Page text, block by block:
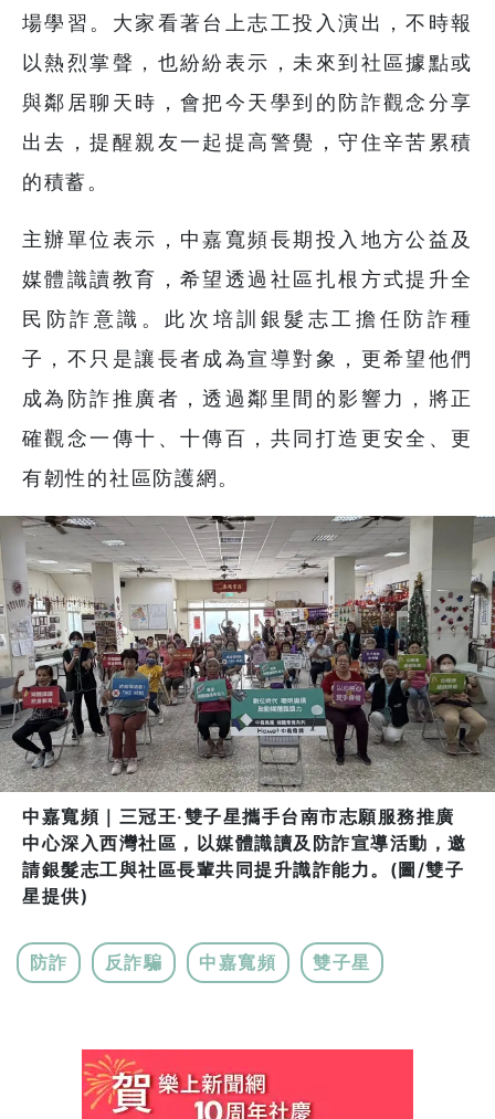
場學習。大家看著台上志工投入演出，不時報
以熱烈掌聲，也紛紛表示，未來到社區據點或
與鄰居聊天時，會把今天學到的防詐觀念分享
出去，提醒親友一起提高警覺，守住辛苦累積
的積蓄。
主辦單位表示，中嘉寬頻長期投入地方公益及
媒體識讀教育，希望透過社區扎根方式提升全
民防詐意識。此次培訓銀髮志工擔任防詐種
子，不只是讓長者成為宣導對象，更希望他們
成為防詐推廣者，透過鄰里間的影響力，將正
確觀念一傳十、十傳百，共同打造更安全、更
有韌性的社區防護網。
中嘉寬頻｜三冠王‧雙子星攜手台南市志願服務推廣
中心深入西灣社區，以媒體識讀及防詐宣導活動，邀
請銀髮志工與社區長輩共同提升識詐能力。(圖/雙子
星提供)
防詐 反詐騙 中嘉寬頻 雙子星